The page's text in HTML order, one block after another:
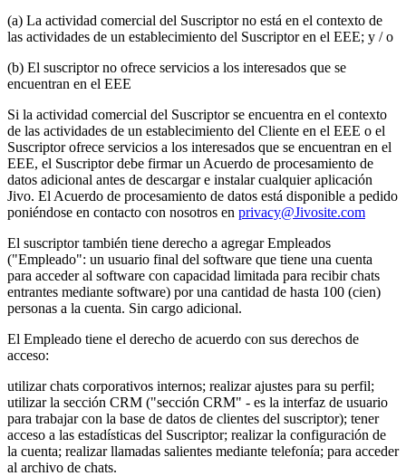
(a) La actividad comercial del Suscriptor no está en el contexto de
las actividades de un establecimiento del Suscriptor en el EEE; y / o
(b) El suscriptor no ofrece servicios a los interesados que se
encuentran en el EEE
Si la actividad comercial del Suscriptor se encuentra en el contexto
de las actividades de un establecimiento del Cliente en el EEE o el
Suscriptor ofrece servicios a los interesados que se encuentran en el
EEE, el Suscriptor debe firmar un Acuerdo de procesamiento de
datos adicional antes de descargar e instalar cualquier aplicación
Jivo. El Acuerdo de procesamiento de datos está disponible a pedido
poniéndose en contacto con nosotros en privacy@Jivosite.com
El suscriptor también tiene derecho a agregar Empleados
("Empleado": un usuario final del software que tiene una cuenta
para acceder al software con capacidad limitada para recibir chats
entrantes mediante software) por una cantidad de hasta 100 (cien)
personas a la cuenta. Sin cargo adicional.
El Empleado tiene el derecho de acuerdo con sus derechos de
acceso:
utilizar chats corporativos internos; realizar ajustes para su perfil;
utilizar la sección CRM ("sección CRM" - es la interfaz de usuario
para trabajar con la base de datos de clientes del suscriptor); tener
acceso a las estadísticas del Suscriptor; realizar la configuración de
la cuenta; realizar llamadas salientes mediante telefonía; para acceder
al archivo de chats.